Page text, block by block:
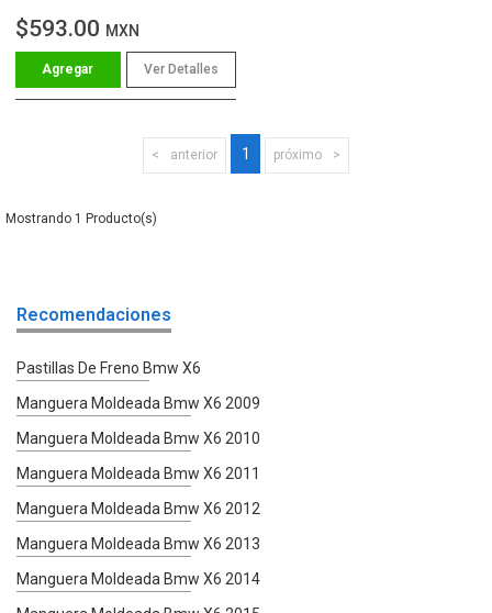
$593.00 MXN
Ver Detalles
anterior 1 próximo
1
Recomendaciones
Pastillas De Freno Bmw X6
Manguera Moldeada Bmw X6 2009
Manguera Moldeada Bmw X6 2010
Manguera Moldeada Bmw X6 2011
Manguera Moldeada Bmw X6 2012
Manguera Moldeada Bmw X6 2013
Manguera Moldeada Bmw X6 2014